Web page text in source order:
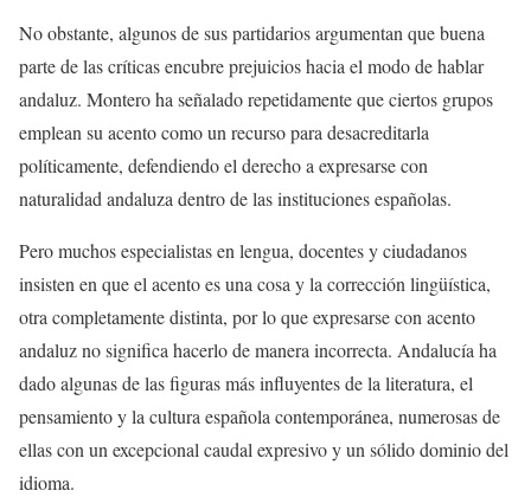
No obstante, algunos de sus partidarios argumentan que buena
parte de las críticas encubre prejuicios hacia el modo de hablar
andaluz. Montero ha señalado repetidamente que ciertos grupos
emplean su acento como un recurso para desacreditarla
políticamente, defendiendo el derecho a expresarse con
naturalidad andaluza dentro de las instituciones españolas.
Pero muchos especialistas en lengua, docentes y ciudadanos
insisten en que el acento es una cosa y la corrección lingüística,
otra completamente distinta, por lo que expresarse con acento
andaluz no significa hacerlo de manera incorrecta. Andalucía ha
dado algunas de las figuras más influyentes de la literatura, el
pensamiento y la cultura española contemporánea, numerosas de
ellas con un excepcional caudal expresivo y un sólido dominio del
idioma.